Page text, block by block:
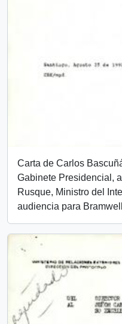
Carta de Carlos
Gabinete Presidencial,
Rusque, Ministro del
audiencia para